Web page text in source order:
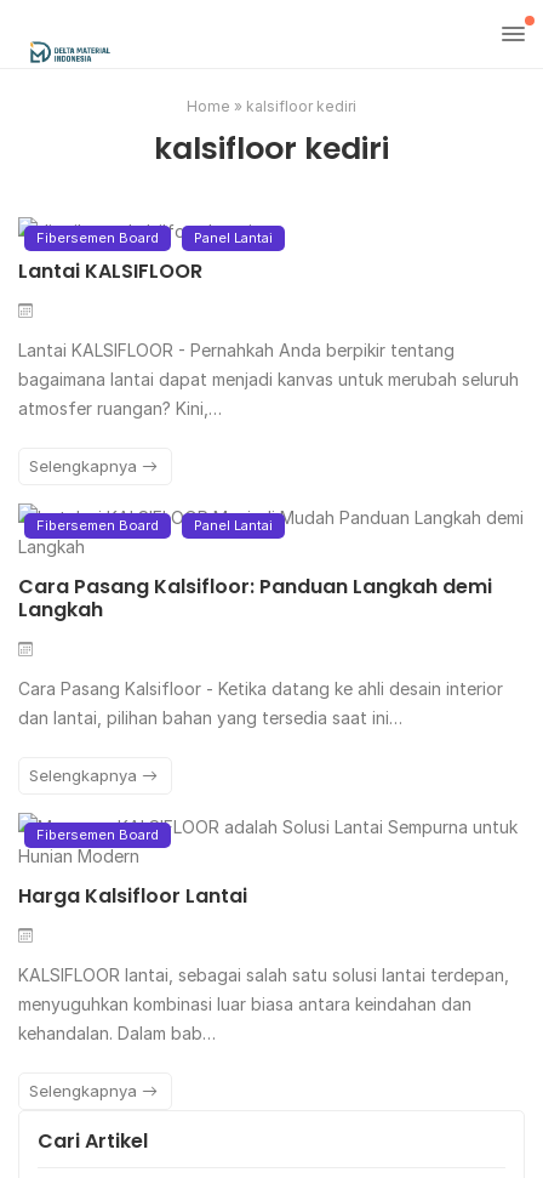
Home » kalsifloor kediri
kalsifloor kediri
Fibersemen Board Panel Lantai
Lantai KALSIFLOOR
Lantai KALSIFLOOR - Pernahkah Anda berpikir tentang
bagaimana lantai dapat menjadi kanvas untuk merubah seluruh
atmosfer ruangan? Kini,…
Selengkapnya
Fibersemen Board Panel Lantai
Cara Pasang Kalsifloor: Panduan Langkah demi
Langkah
Cara Pasang Kalsifloor - Ketika datang ke ahli desain interior
dan lantai, pilihan bahan yang tersedia saat ini…
Selengkapnya
Fibersemen Board
Harga Kalsifloor Lantai
KALSIFLOOR lantai, sebagai salah satu solusi lantai terdepan,
menyuguhkan kombinasi luar biasa antara keindahan dan
kehandalan. Dalam bab…
Selengkapnya
Cari Artikel